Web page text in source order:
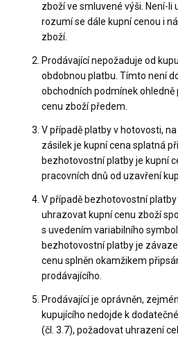
zboží ve smluvené výši. Není-li
rozumí se dále kupní cenou i
zboží.
Prodávající nepožaduje od
obdobnou platbu. Tímto není
obchodních podmínek
cenu zboží předem.
V případě platby v hotovosti,
zásilek je kupní cena splatná
bezhotovostní platby je kupní
pracovních dnů od uzavření
V případě bezhotovostní
uhrazovat kupní cenu zboží
s uvedením variabilního
bezhotovostní platby je
cenu splněn okamžikem
prodávajícího.
Prodávající je oprávněn,
kupujícího nedojde k
(čl. 3.7), požadovat uhrazení